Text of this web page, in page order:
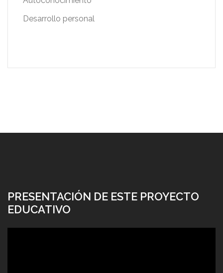
Desarrollo personal
PRESENTACIÓN DE ESTE PROYECTO
EDUCATIVO